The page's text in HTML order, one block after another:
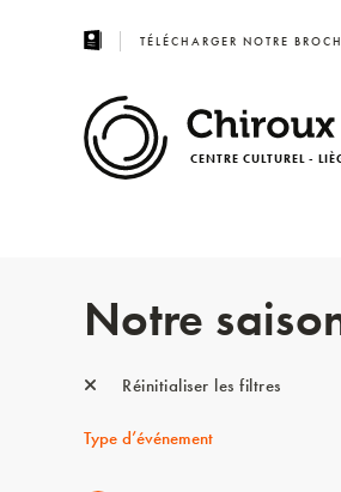
TÉLÉCHARGER NOTRE
CENTRE CULTUREL -
Notre
Réinitialiser les filtres
Type d’événement